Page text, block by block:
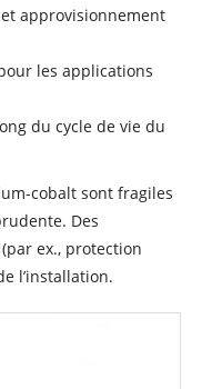
approvisionnement
les applications
du cycle de vie du
cobalt sont fragiles
Des
ex., protection
l’installation.